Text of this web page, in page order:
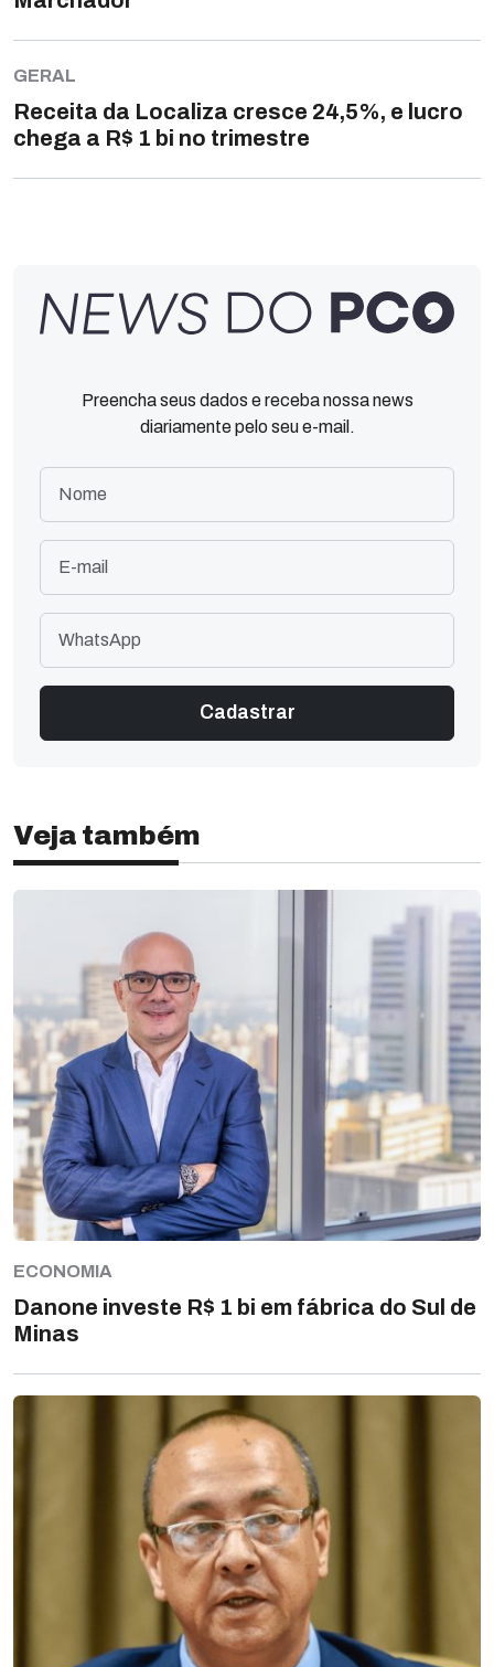
GERAL
Receita da Localiza cresce 24,5%, e lucro
chega a R$ 1 bi no trimestre
Preencha seus dados e receba nossa news
diariamente pelo seu e-mail.
Veja também
ECONOMIA
Danone investe R$ 1 bi em fábrica do Sul de
Minas